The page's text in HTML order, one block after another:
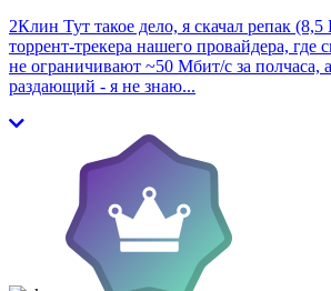
2Клин Тут такое дело, я скачал репак (8,5
торрент-трекера нашего провайдера, где
не ограничивают ~50 Мбит/с за полчаса,
раздающий - я не знаю...